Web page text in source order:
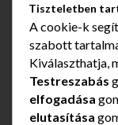
JOGI
ÁSZF
Rendelés és
Tiszteletben
A cookie-k
szabott
Kiválaszthatja,
Testreszabás
elfogadása
elutasítása